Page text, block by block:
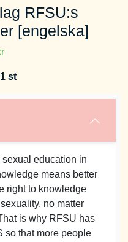
RFSU:s
[engelska]
st
sexual education in
means better
right to knowledge
no matter
is why RFSU has
so that more people